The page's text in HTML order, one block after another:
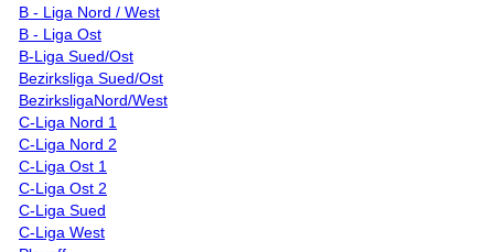
B - Liga Nord / West
B - Liga Ost
B-Liga Sued/Ost
Bezirksliga Sued/Ost
BezirksligaNord/West
C-Liga Nord 1
C-Liga Nord 2
C-Liga Ost 1
C-Liga Ost 2
C-Liga Sued
C-Liga West